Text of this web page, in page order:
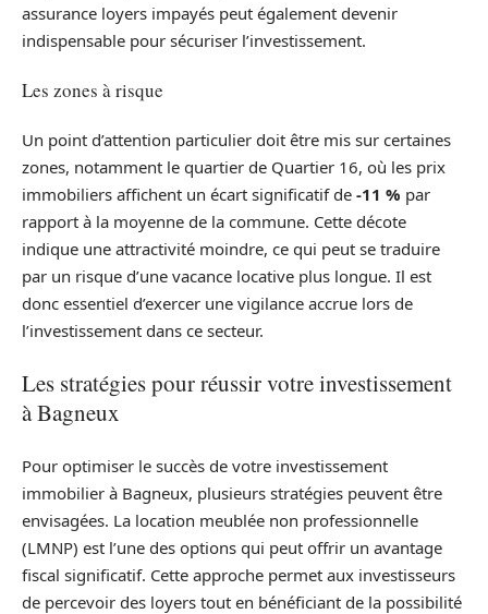
assurance loyers impayés peut également devenir
indispensable pour sécuriser l’investissement.
Les zones à risque
Un point d’attention particulier doit être mis sur certaines
zones, notamment le quartier de Quartier 16, où les prix
immobiliers affichent un écart significatif de -11 % par
rapport à la moyenne de la commune. Cette décote
indique une attractivité moindre, ce qui peut se traduire
par un risque d’une vacance locative plus longue. Il est
donc essentiel d’exercer une vigilance accrue lors de
l’investissement dans ce secteur.
Les stratégies pour réussir votre investissement
à Bagneux
Pour optimiser le succès de votre investissement
immobilier à Bagneux, plusieurs stratégies peuvent être
envisagées. La location meublée non professionnelle
(LMNP) est l’une des options qui peut offrir un avantage
fiscal significatif. Cette approche permet aux investisseurs
de percevoir des loyers tout en bénéficiant de la possibilité